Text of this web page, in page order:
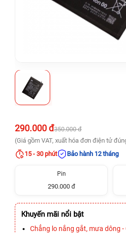
290.000 đ350.000 đ
(Giá gồm VAT, xuất hóa đơn điện tử
15 - 30 phút
Bảo hành 12 tháng
Pin
290.000 đ
Khuyến mãi nổi bật
Chẳng lo nắng gắt, mưa dông